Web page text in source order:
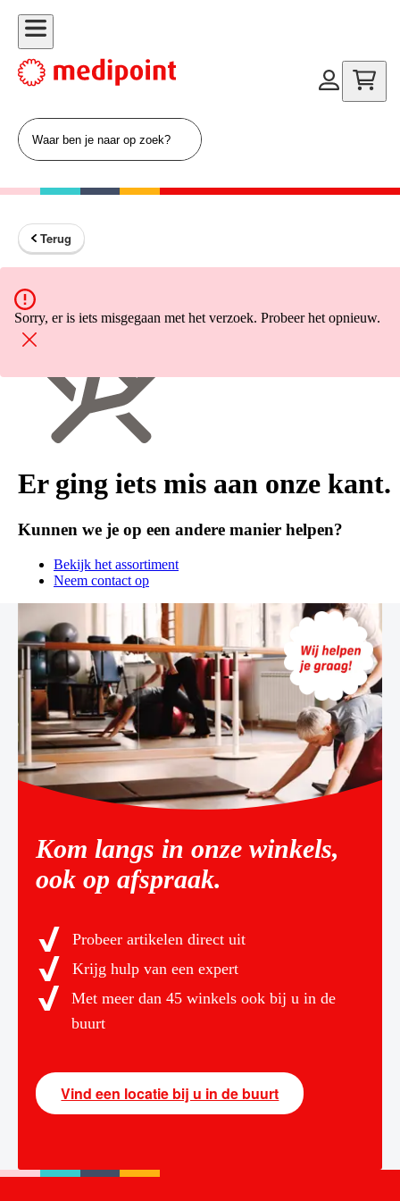
Terug
Sorry, er is iets misgegaan met het verzoek. Probeer het opnieuw.
Er ging iets mis aan onze kant.
Kunnen we je op een andere manier helpen?
Bekijk het assortiment
Neem contact op
Kom langs in onze winkels,
ook op afspraak.
Probeer artikelen direct uit
Krijg hulp van een expert
Met meer dan 45 winkels ook bij u in de
buurt
Vind een locatie bij u in de buurt